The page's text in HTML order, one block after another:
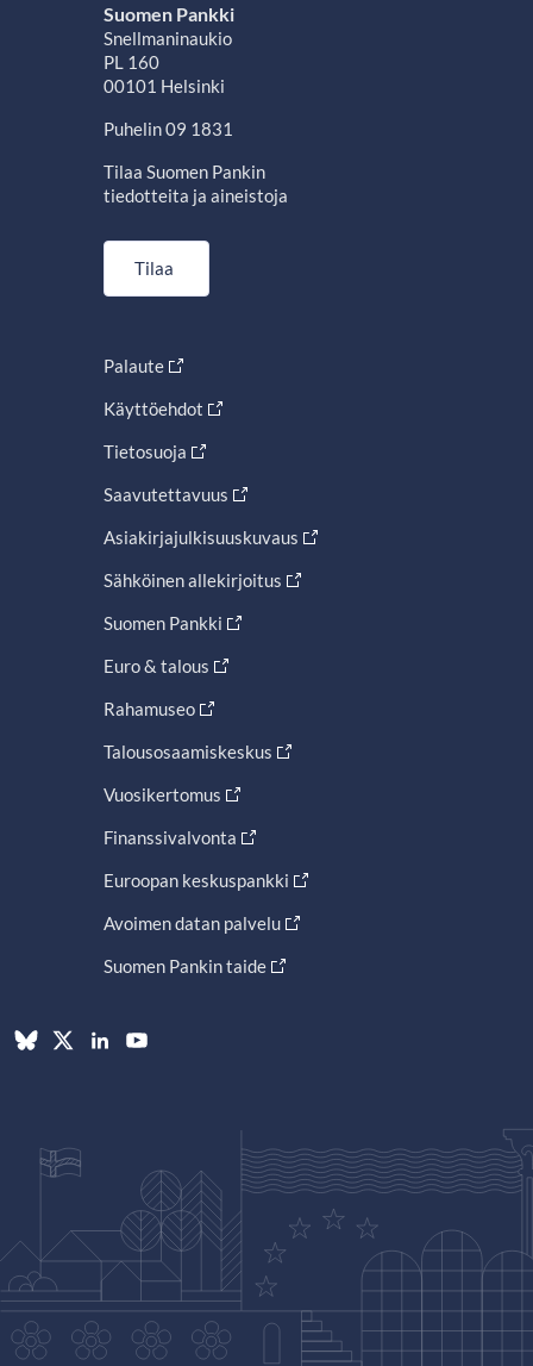
Suomen Pankki
Snellmaninaukio
PL 160
00101 Helsinki
Puhelin 09 1831
Tilaa Suomen Pankin
tiedotteita ja aineistoja
Tilaa
Palaute
Käyttöehdot
Tietosuoja
Saavutettavuus
Asiakirjajulkisuuskuvaus
Sähköinen allekirjoitus
Suomen Pankki
Euro & talous
Rahamuseo
Talousosaamiskeskus
Vuosikertomus
Finanssivalvonta
Euroopan keskuspankki
Avoimen datan palvelu
Suomen Pankin taide